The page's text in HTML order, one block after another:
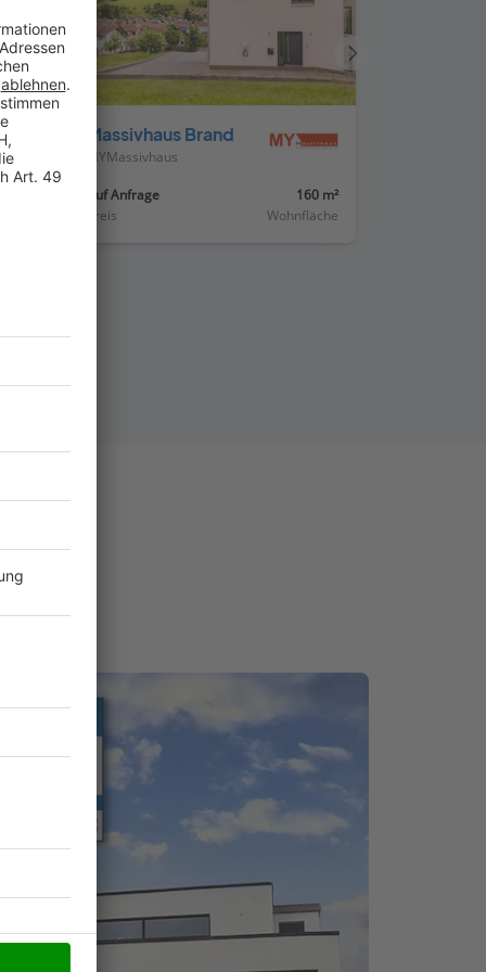
Massivhaus Brand
MYMassivhaus
Auf Anfrage
Preis
160 m²
Wohnfläche
Nächstes